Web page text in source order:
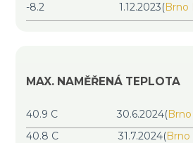
-8.2
1.12.2023(Brno
MAX. NAMĚŘENÁ TEPLOTA
40.9 C 30.6.2024(
40.8 C
31.7.2024(Brno